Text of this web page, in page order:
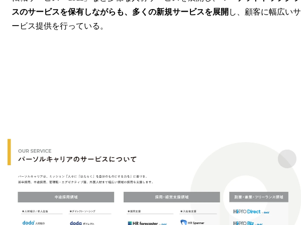
スのサービスを保有しながらも、多くの新規サービスを展開 し、顧客に幅広いサ
ービス提供を行っている。